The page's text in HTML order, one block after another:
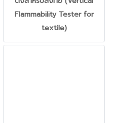
Flammability Tester for
textile)